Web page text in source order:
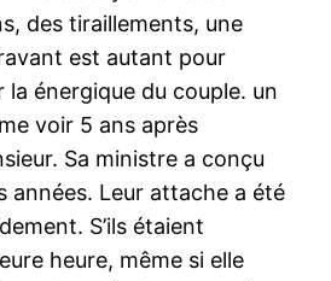
des tiraillements, une
est autant pour
la énergique du couple. un
voir 5 ans après
Sa ministre a conçu
années. Leur attache a été
S’ils étaient
heure, même si elle